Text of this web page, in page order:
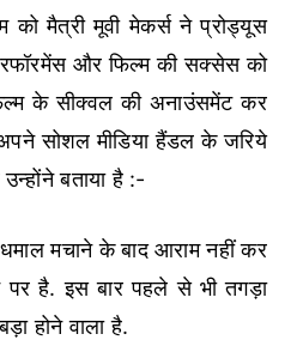
मैत्री मूवी मेकर्स ने प्रोड्यूस
और फिल्म की सक्सेस को
के सीक्वल की अनाउंसमेंट कर
सोशल मीडिया हैंडल के जरिये
बताया है :-
मचाने के बाद आराम नहीं कर
है. इस बार पहले से भी तगड़ा
होने वाला है.